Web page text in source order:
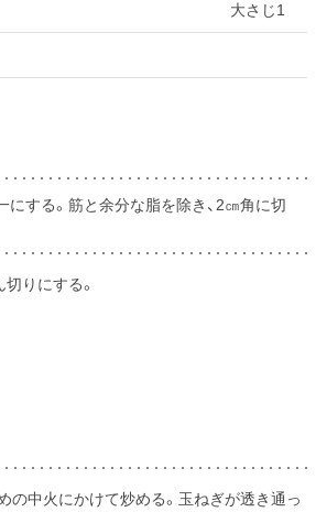
大さじ1
する。筋と余分な脂を除き、2㎝角に切
りにする。
の中火にかけて炒める。玉ねぎが透き通っ